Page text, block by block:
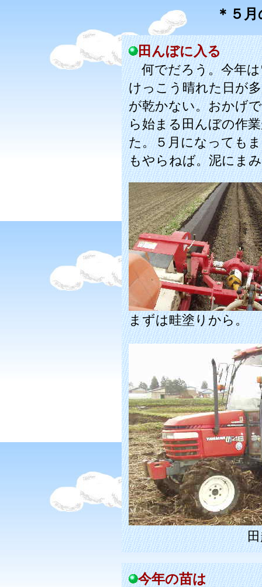
＊５
田んぼに入る
何でだろう。今年は
けっこう晴れた日が
が乾かない。おかげ
ら始まる田んぼの作
た。５月になっても
もやらねば。泥にま
まずは畦塗りから。
今年の苗は